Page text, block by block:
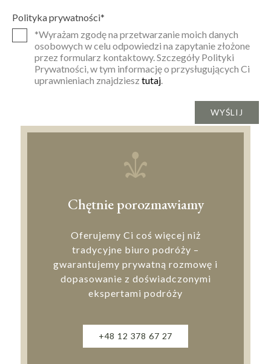
Polityka prywatności*
*Wyrażam zgodę na przetwarzanie moich danych
osobowych w celu odpowiedzi na zapytanie złożone
przez formularz kontaktowy. Szczegóły Polityki
Prywatności, w tym informację o przysługujących Ci
uprawnieniach znajdziesz tutaj.
Chętnie porozmawiamy
Oferujemy Ci coś więcej niż
tradycyjne biuro podróży –
gwarantujemy prywatną rozmowę i
dopasowanie z doświadczonymi
ekspertami podróży
+48 12 378 67 27